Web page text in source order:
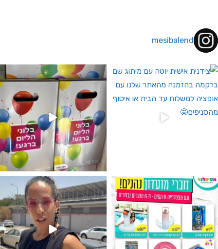
mesibalend
לחברי מועדון ומצטרפים חדשים🤍
מין העובר רק במסיבלנד !! קיים